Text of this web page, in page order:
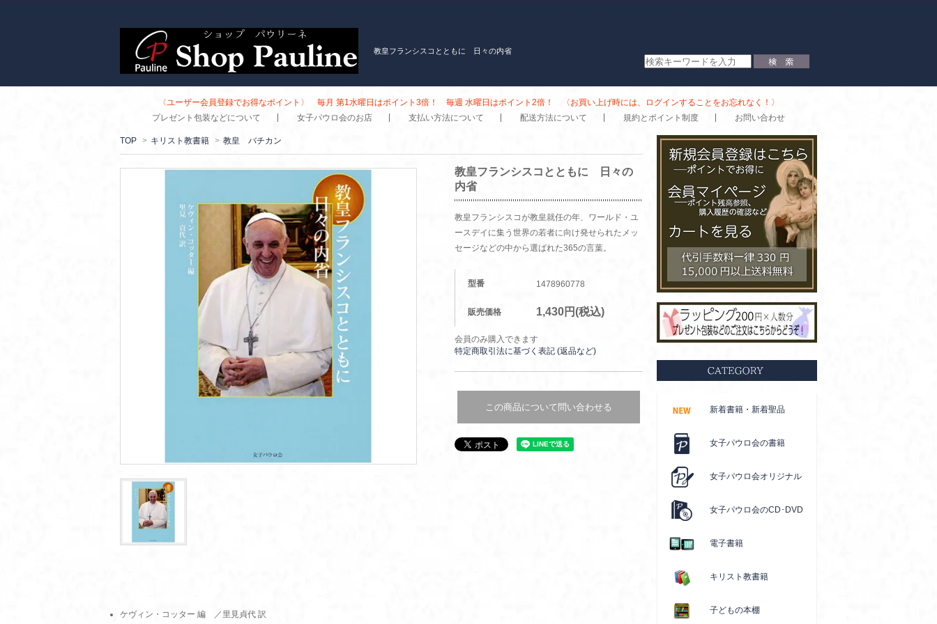
教皇フランシスコとともに 日々の内省
〈ユーザー会員登録でお得なポイント〉 毎月 第1水曜日はポイント3倍！ 毎週 水曜日はポイント2倍！ 〈お買い上げ時には、ログインすることをお忘れなく！〉
プレゼント包装などについて
女子パウロ会のお店 支払い方法について 配送方法について 規約とポイント制度 お問い合わせ
TOP > キリスト教書籍 > 教皇 バチカン
教皇フランシスコとともに 日々の
内省
教皇フランシスコが教皇就任の年、ワールド・ユ
ースデイに集う世界の若者に向け発せられたメッ
セージなどの中から選ばれた365の言葉。
型番 1478960778
販売価格 1,430円(税込)
会員のみ購入できます
特定商取引法に基づく表記 (返品など)
この商品について問い合わせる
ケヴィン・コッター 編 ／里見貞代 訳
新着書籍・新着聖品
女子パウロ会の書籍
女子パウロ会オリジナル
女子パウロ会のCD･DVD
電子書籍
キリスト教書籍
子どもの本棚